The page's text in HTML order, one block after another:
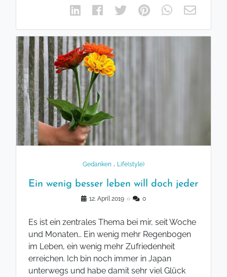
Gedanken . Life(style)
Ein wenig besser leben will doch jeder
12. April 2019 ◌ 0
Es ist ein zentrales Thema bei mir, seit Woche
und Monaten… Ein wenig mehr Regenbogen
im Leben, ein wenig mehr Zufriedenheit
erreichen. Ich bin noch immer in Japan
unterwegs und habe damit sehr viel Glück